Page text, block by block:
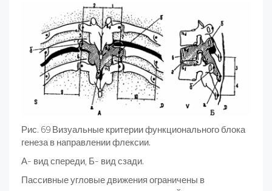
Рис. 69 Визуальные критерии функционального блока
генеза в направлении флексии.
А- вид спереди, Б- вид сзади.
Пассивные угловые движения ограничены в